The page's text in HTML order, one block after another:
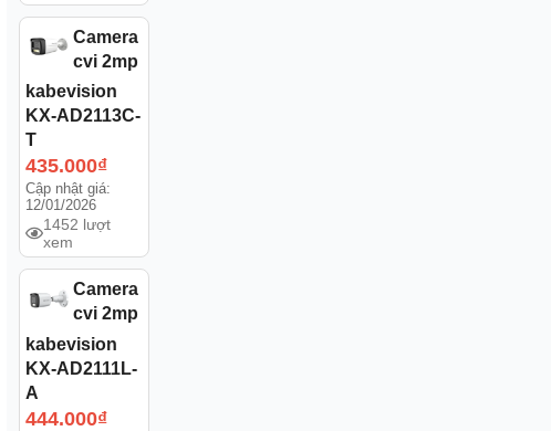
Camera
cvi 2mp
kabevision
KX-AD2113C-
T
435.000₫
Cập nhật giá:
12/01/2026
1452 lượt
xem
Camera
cvi 2mp
kabevision
KX-AD2111L-
A
444.000₫